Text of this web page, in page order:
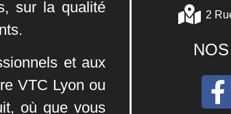
sur la qualité
et aux
VTC Lyon ou
où que vous
2​